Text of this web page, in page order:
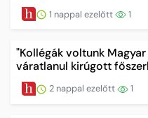
1 nappal ezelőtt 1
"Kollégák voltunk
váratlanul kirúgott
2 nappal ezelőtt 1